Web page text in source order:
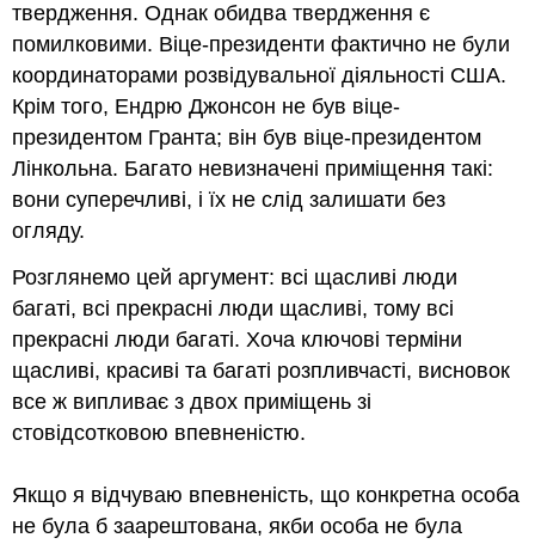
твердження. Однак обидва твердження є
помилковими. Віце-президенти фактично не були
координаторами розвідувальної діяльності США.
Крім того, Ендрю Джонсон не був віце-
президентом Гранта; він був віце-президентом
Лінкольна. Багато невизначені приміщення такі:
вони суперечливі, і їх не слід залишати без
огляду.
Розглянемо цей аргумент: всі щасливі люди
багаті, всі прекрасні люди щасливі, тому всі
прекрасні люди багаті. Хоча ключові терміни
щасливі, красиві та багаті розпливчасті, висновок
все ж випливає з двох приміщень зі
стовідсотковою впевненістю.
Якщо я відчуваю впевненість, що конкретна особа
не була б заарештована, якби особа не була